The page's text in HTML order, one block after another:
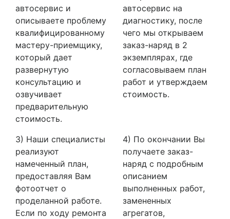
автосервис и
описываете проблему
квалифицированному
мастеру-приемщику,
который дает
развернутую
консультацию и
озвучивает
предварительную
стоимость.
автосервис на
диагностику, после
чего мы открываем
заказ-наряд в 2
экземплярах, где
согласовываем план
работ и утверждаем
стоимость.
3) Наши специалисты
реализуют
намеченный план,
предоставляя Вам
фотоотчет о
проделанной работе.
Если по ходу ремонта
4) По окончании Вы
получаете заказ-
наряд с подробным
описанием
выполненных работ,
замененных
агрегатов,